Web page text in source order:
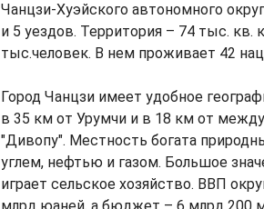
Чанцзи-Хуэйского автономного
и 5 уездов. Территория – 74 тыс. кв.
тыс.человек. В нем проживает 42
Город Чанцзи имеет удобное
в 35 км от Урумчи и в 18 км от
"Дивопу". Местность богата
углем, нефтью и газом. Большое
играет сельское хозяйство. ВВП